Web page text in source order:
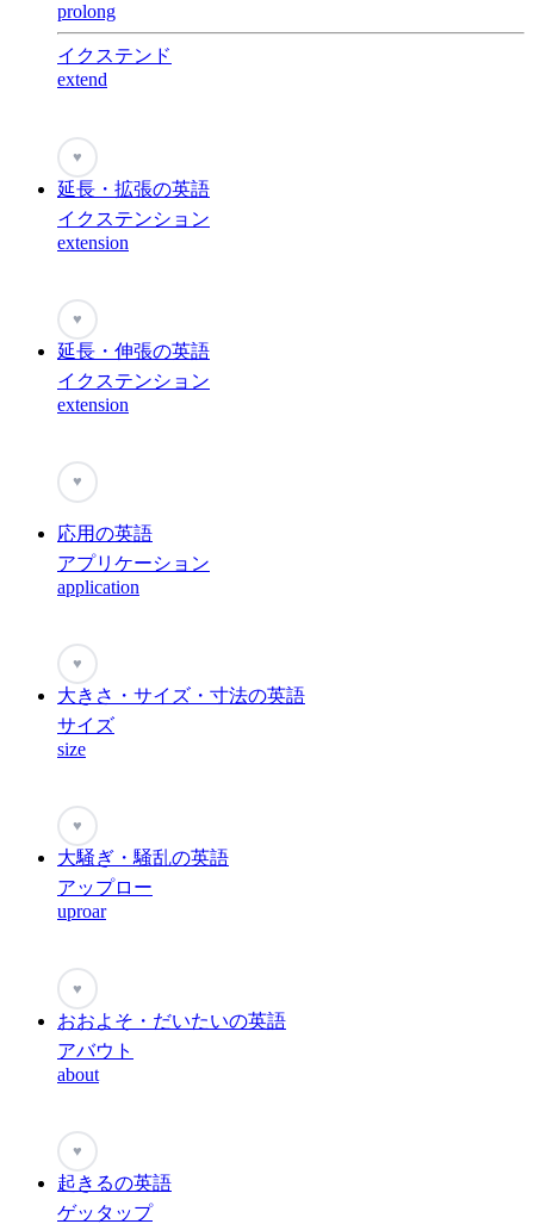
prolong
イクステンド
extend
♥
延長・拡張の英語
イクステンション
extension
♥
延長・伸張の英語
イクステンション
extension
♥
応用の英語
アプリケーション
application
♥
大きさ・サイズ・寸法の英語
サイズ
size
♥
大騒ぎ・騒乱の英語
アップロー
uproar
♥
おおよそ・だいたいの英語
アバウト
about
♥
起きるの英語
ゲッタップ